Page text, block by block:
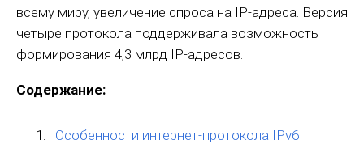
всему миру, увеличение спроса на IP-адреса. Версия
четыре протокола поддерживала возможность
формирования 4,3 млрд IP-адресов.
Содержание:
Особенности интернет-протокола IPv6